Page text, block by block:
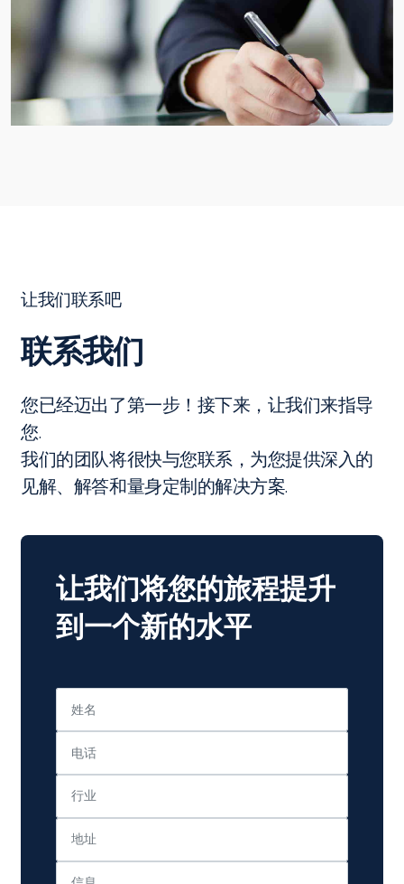
让我们联系吧
联系我们
您已经迈出了第一步！接下来，让我们来指导
您.
我们的团队将很快与您联系，为您提供深入的
见解、解答和量身定制的解决方案.
让我们将您的旅程提升
到一个新的水平